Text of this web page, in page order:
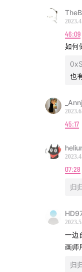
46:09
如何
也
45:17
07:28
归
一边
画师
归